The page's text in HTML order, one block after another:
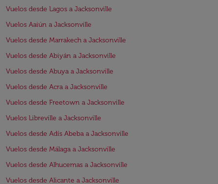
Vuelos desde Lagos a Jacksonville
Vuelos Aaiún a Jacksonville
Vuelos desde Marrakech a Jacksonville
Vuelos desde Abiyán a Jacksonville
Vuelos desde Abuya a Jacksonville
Vuelos desde Acra a Jacksonville
Vuelos desde Freetown a Jacksonville
Vuelos Libreville a Jacksonville
Vuelos desde Adís Abeba a Jacksonville
Vuelos desde Málaga a Jacksonville
Vuelos desde Alhucemas a Jacksonville
Vuelos desde Alicante a Jacksonville